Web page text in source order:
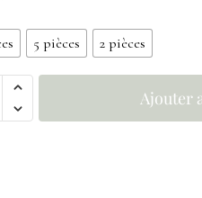
5 pièces 2 pièces
Ajouter